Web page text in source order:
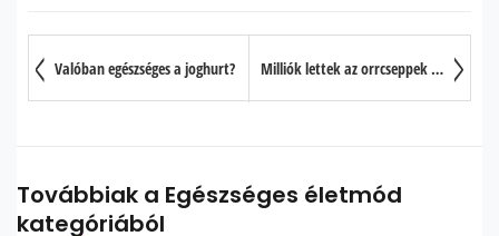
Valóban egészséges a joghurt? Milliók lettek az orrcseppek függői
Továbbiak a Egészséges életmód
kategóriából